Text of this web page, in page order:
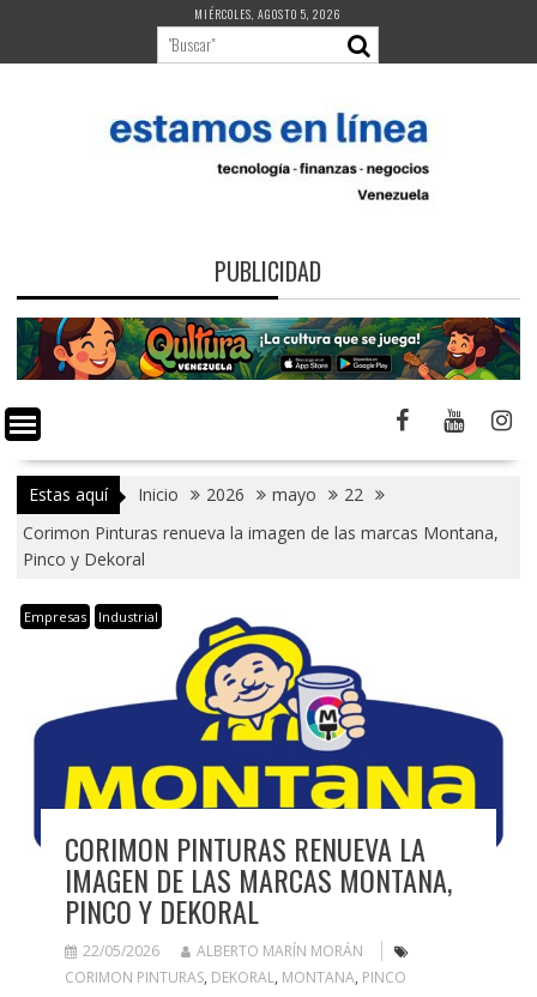
contenido
MIÉRCOLES, AGOSTO 5, 2026
PUBLICIDAD
Estas aquí Inicio 2026 mayo
22
Corimon Pinturas renueva la imagen de las marcas Montana,
Pinco y Dekoral
Empresas Industrial
CORIMON PINTURAS RENUEVA LA
IMAGEN DE LAS MARCAS MONTANA,
PINCO Y DEKORAL
22/05/2026
ALBERTO MARÍN MORÁN
CORIMON PINTURAS, DEKORAL, MONTANA, PINCO